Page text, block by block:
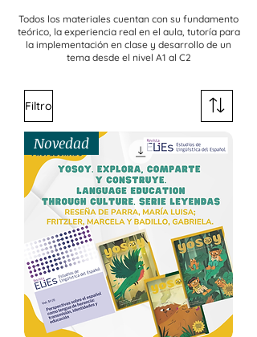
Todos los materiales cuentan con su fundamento
teórico, la experiencia real en el aula, tutoría para
la implementación en clase y desarrollo de un
tema desde el nivel A1 al C2
Filtro
Novedad